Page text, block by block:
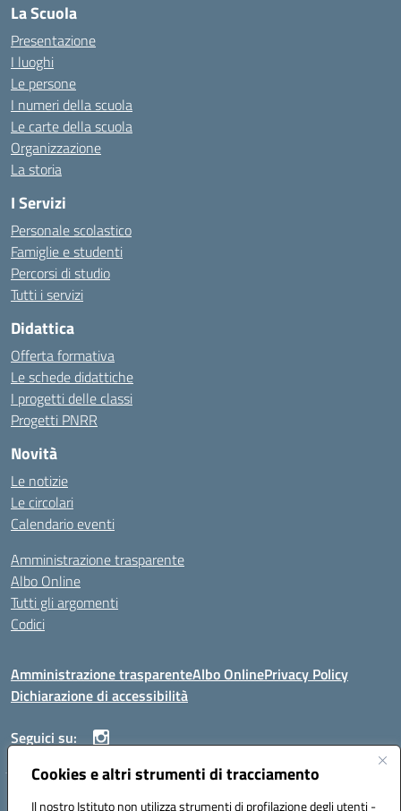
Cookies e altri strumenti di tracciamento
Il nostro Istituto non utilizza strumenti di profilazione degli utenti -
La Scuola
Presentazione
I luoghi
Le persone
I numeri della scuola
Le carte della scuola
Organizzazione
La storia
I Servizi
Personale scolastico
Famiglie e studenti
Percorsi di studio
Tutti i servizi
Didattica
Offerta formativa
Le schede didattiche
I progetti delle classi
Progetti PNRR
Novità
Le notizie
Le circolari
Calendario eventi
Amministrazione trasparente
Albo Online
Tutti gli argomenti
Codici
Amministrazione trasparenteAlbo OnlinePrivacy Policy
Dichiarazione di accessibilità
Seguici su:
ISTITUTO ISTRUZIONE SUPERIORE ANGELO ROTH